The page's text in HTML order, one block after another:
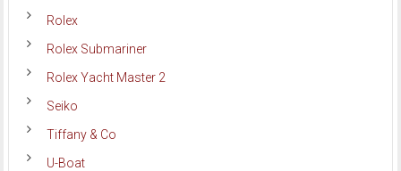
Rolex
Rolex Submariner
Rolex Yacht Master 2
Seiko
Tiffany & Co
U-Boat